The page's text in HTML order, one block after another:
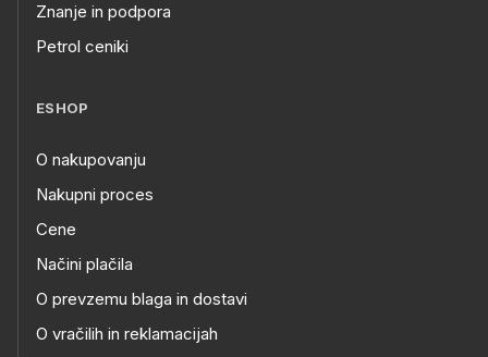
Znanje in podpora
Petrol ceniki
ESHOP
O nakupovanju
Nakupni proces
Cene
Načini plačila
O prevzemu blaga in dostavi
O vračilih in reklamacijah